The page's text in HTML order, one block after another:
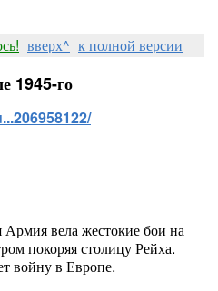
вверх^ к полной версии
1945-го
вела жестокие бои на
покоряя столицу Рейха.
войну в Европе.